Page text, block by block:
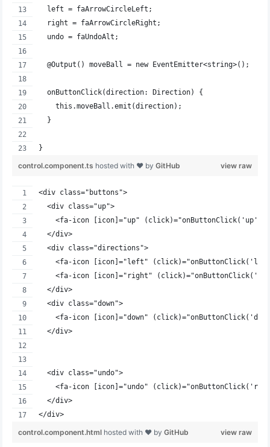
  left = faArrowCircleLeft;
  right = faArrowCircleRight;
  undo = faUndoAlt;
  @Output() moveBall = new EventEmitter<string>();
  onButtonClick(direction: Direction) {
    this.moveBall.emit(direction);
  }
}
view raw
control.component.ts hosted with ❤ by GitHub
<div class="buttons">
  <div class="up">
<fa-icon [icon]="up"
  </div>
  <div class="directions">
<fa-icon [icon]="left"
<fa-icon [icon]="right"
  </div>
  <div class="down">
<fa-icon [icon]="down"
  </div>
  <div class="undo">
<fa-icon [icon]="undo"
  </div>
</div>
view raw
control.component.html hosted with ❤ by GitHub